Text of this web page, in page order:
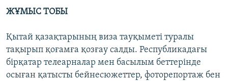
ЖҰМЫС ТОБЫ
Қытай қазақтарының виза тауқыметі туралы
тақырып қоғамға қозғау салды. Республикадағы
бірқатар телеарналар мен басылым беттерінде
осыған қатысты бейнесюжеттер, фоторепортаж бен